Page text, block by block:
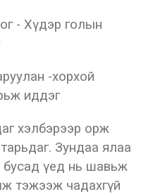
- Хүдэр голын
-хорхой
иддэг
хэлбэрээр орж
Зундаа ялаа
үед нь шавьж
тэжээж чадахгүй